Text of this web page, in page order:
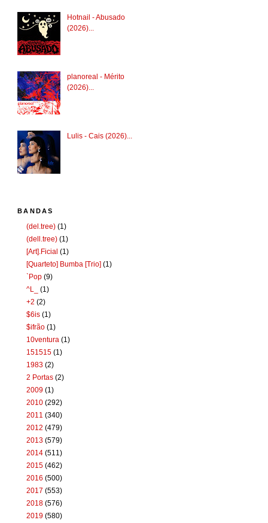
Hotnail - Abusado
(2026)...
planoreal - Mérito
(2026)...
Lulis - Cais (2026)...
BANDAS
(del.tree) (1)
(dell.tree) (1)
[Art].Ficial (1)
[Quarteto] Bumba [Trio] (1)
`Pop (9)
^L_
(1)
+2 (2)
$6is (1)
$ifrão (1)
10ventura (1)
151515 (1)
1983 (2)
2 Portas (2)
2009 (1)
2010 (292)
2011 (340)
2012 (479)
2013 (579)
2014 (511)
2015 (462)
2016 (500)
2017 (553)
2018 (576)
2019 (580)